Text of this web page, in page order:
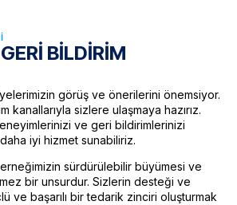
BİLDİRİM
görüş ve önerilerini önemsiyor.
kanallarıyla sizlere ulaşmaya hazırız.
ve geri bildirimlerinizi
iyi hizmet sunabiliriz.
sürdürülebilir büyümesi ve
bir unsurdur. Sizlerin desteği ve
ve başarılı bir tedarik zinciri oluşturmak